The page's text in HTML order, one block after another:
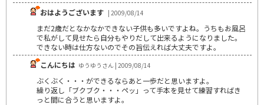
おはようございます | 2009/08/14
まだ2歳だとなかなかできない子供も多いですよね。うちもお風呂
で私がして見せたら自分もやりだして出来るようになりました。
できない時は仕方ないのでその旨伝えれば大丈夫ですよ。
こんにちは ゆうゆうさん | 2009/08/14
ぶくぶく・・・ができるならあと一歩だと思いますよ。
繰り返し「ブクブク・・・ペッ」って手本を見せて練習すればき
っと間に合うと思いますよ。